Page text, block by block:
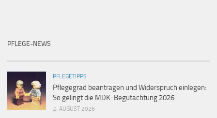
PFLEGE-NEWS
PFLEGETIPPS
Pflegegrad beantragen und Widerspruch einlegen:
So gelingt die MDK-Begutachtung 2026
2. AUGUST 2026